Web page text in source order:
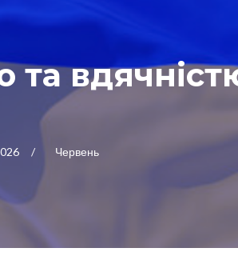
та
Червень